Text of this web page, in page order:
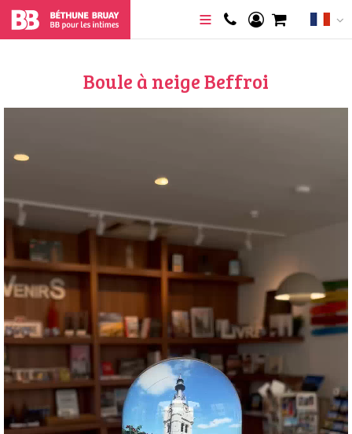
Boule à neige Beffroi